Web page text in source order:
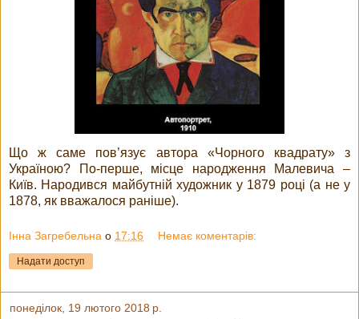
Що ж саме пов’язує автора «Чорного квадрату» з
Україною? По-перше, місце народження Малевича –
Київ. Народився майбутній художник у 1879 році (а не у
1878, як вважалося раніше).
Інна Загребельна о 17:16 Немає коментарів:
Надати доступ
понеділок, 19 лютого 2018 р.